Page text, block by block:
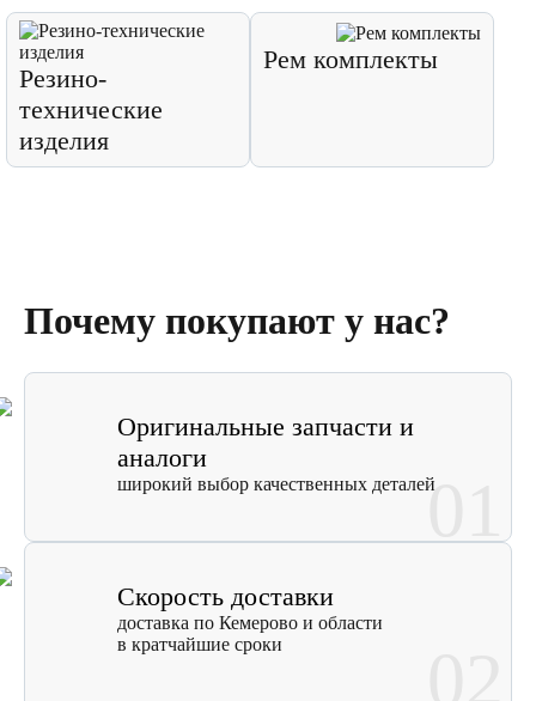
Резино-
технические
изделия
Рем комплекты
Почему покупают у нас?
Оригинальные запчасти и
аналоги
широкий выбор качественных деталей01
Скорость доставки
доставка по Кемерово и области
в кратчайшие сроки